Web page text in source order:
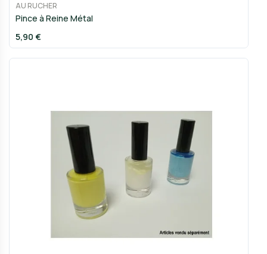
AU RUCHER
Pince à Reine Métal
5,90 €